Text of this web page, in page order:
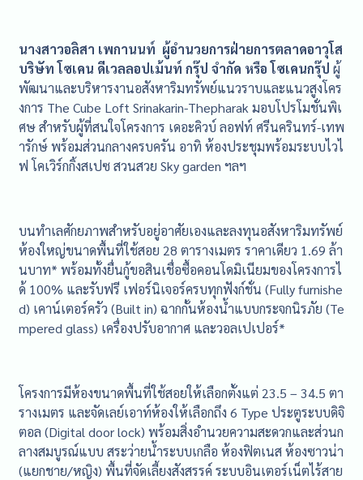
นางสาวอลิสา เพกานนท์ ผู้อำนวยการฝ่ายการตลาดอาวุโส
บริษัท โซเคน ดีเวลลอปเม้นท์ กรุ๊ป จำกัด หรือ โซเคนกรุ๊ป ผู้
พัฒนาและบริหารงานอสังหาริมทรัพย์แนวราบและแนวสูงโคร
งการ The Cube Loft Srinakarin-Thepharak มอบโปรโมชั่นพิเ
ศษ สำหรับผู้ที่สนใจโครงการ เดอะคิวบ์ ลอฟท์ ศรีนครินทร์-เทพ
ารักษ์ พร้อมส่วนกลางครบครัน อาทิ ห้องประชุมพร้อมระบบไวไ
ฟ โคเวิร์กกิ้งสเปซ สวนสวย Sky garden ฯลฯ
บนทำเลศักยภาพสำหรับอยู่อาศัยเองและลงทุนอสังหาริมทรัพย์
ห้องใหญ่ขนาดพื้นที่ใช้สอย 28 ตารางเมตร ราคาเดียว 1.69 ล้า
นบาท* พร้อมทั้งยื่นกู้ขอสินเชื่อซื้อคอนโดมิเนียมของโครงการไ
ด้ 100% และรับฟรี เฟอร์นิเจอร์ครบทุกฟังก์ชั่น (Fully furnishe
d) เคาน์เตอร์ครัว (Built in) ฉากกั้นห้องน้ำแบบกระจกนิรภัย (Te
mpered glass) เครื่องปรับอากาศ และวอลเปเปอร์*
โครงการมีห้องขนาดพื้นที่ใช้สอยให้เลือกตั้งแต่ 23.5 – 34.5 ตา
รางเมตร และจัดเลย์เอาท์ห้องให้เลือกถึง 6 Type ประตูระบบดิจิ
ตอล (Digital door lock) พร้อมสิ่งอำนวยความสะดวกและส่วนก
ลางสมบูรณ์แบบ สระว่ายน้ำระบบเกลือ ห้องฟิตเนส ห้องซาวน่า
(แยกชาย/หญิง) พื้นที่จัดเลี้ยงสังสรรค์ ระบบอินเตอร์เน็ตไร้สาย